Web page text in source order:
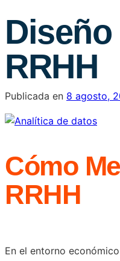
RRHH
Publicada en 8 agosto,
Cómo
RRHH
En el entorno